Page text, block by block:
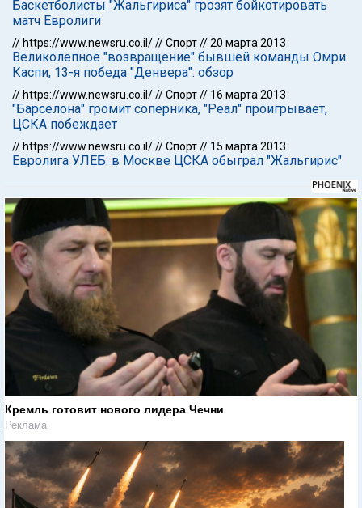
Баскетболисты "Жальгириса" грозят бойкотировать
матч Евролиги
// https://www.newsru.co.il///Спорт//20 марта 2013
Великолепное "возвращение" бывшей команды Омри
Каспи, 13-я победа "Денвера": обзор
// https://www.newsru.co.il///Спорт// 16 марта 2013
"Барселона" громит соперника, "Реал" проигрывает,
ЦСКА побеждает
// https://www.newsru.co.il///Спорт// 15 марта 2013
Евролига УЛЕБ: в Москве ЦСКА обыграл "Жальгирис"
Кремль готовит нового лидера Чечни
Реклама